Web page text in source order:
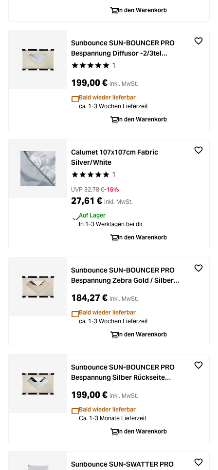
In den Warenkorb
Durchschnittliche Bewertung von 5 von 5
1
Sunbounce SUN-BOUNCER PRO
Bespannung Diffusor -2/3tel
(nahtlos)
199,00 € inkl. MwSt.
Bald wieder lieferbar
ca. 1-3 Wochen Lieferzeit
In den Warenkorb
Durchschnittliche Bewertung von 5 von 5
1
Calumet 107x107cm Fabric
Silver/White
UVP 32,78 €-16%
27,61 € inkl. MwSt.
Auf Lager
In 1-3 Werktagen bei dir
In den Warenkorb
Sunbounce SUN-BOUNCER PRO
Bespannung Zebra Gold / Silber -
184,27 € inkl. MwSt.
Bald wieder lieferbar
ca. 1-3 Wochen Lieferzeit
In den Warenkorb
Sunbounce SUN-BOUNCER PRO
Bespannung Silber Rückseite
199,00 € inkl. MwSt.
Bald wieder lieferbar
Ca. 1-3 Monate Lieferzeit
In den Warenkorb
Sunbounce SUN-SWATTER PRO